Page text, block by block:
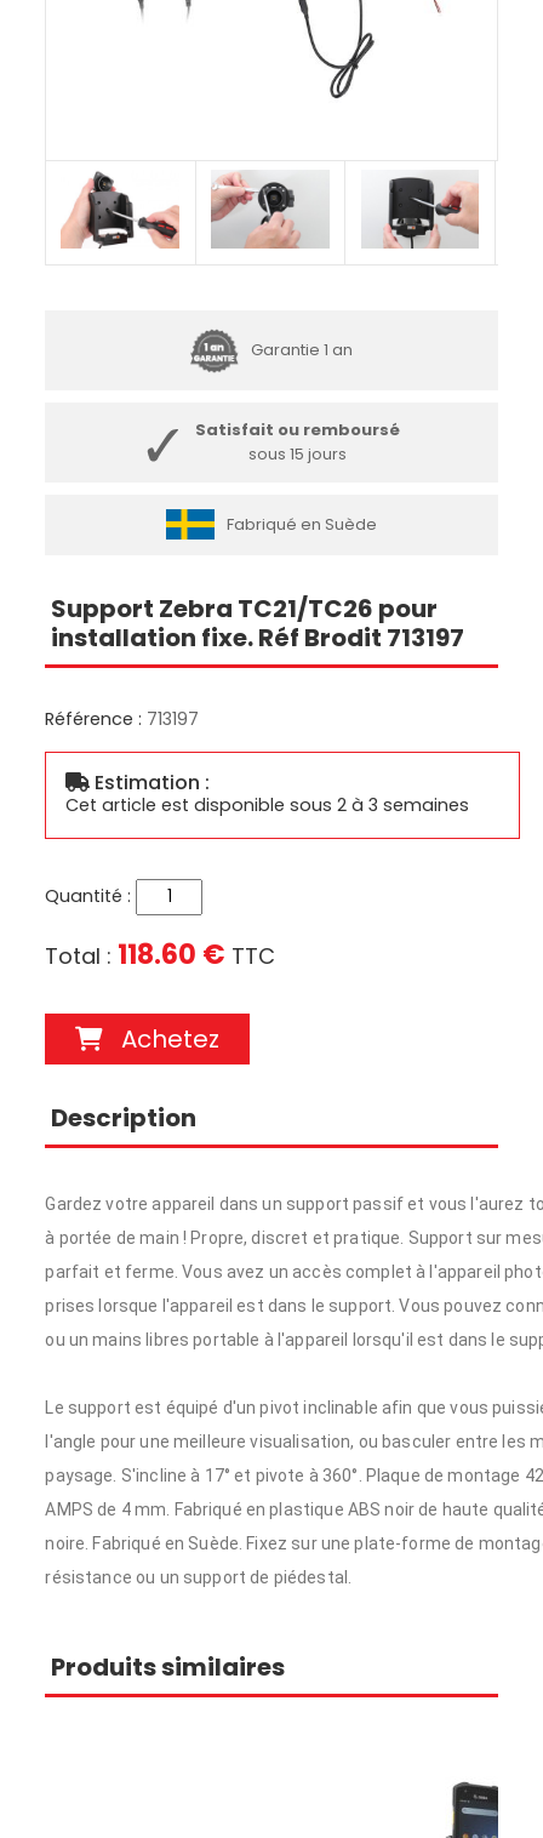
Garantie 1 an
Satisfait ou remboursé
sous 15 jours
Fabriqué en Suède
Support Zebra TC21/TC26 pour
installation fixe. Réf Brodit 713197
Référence : 713197
Estimation :
Cet article est disponible sous 2 à 3 semaines
Quantité :
Total : 118.60 € TTC
Achetez
Description
Gardez votre appareil dans un support passif et vous l'aurez
à portée de main ! Propre, discret et pratique. Support sur
parfait et ferme. Vous avez un accès complet à l'appareil
prises lorsque l'appareil est dans le support. Vous pouvez
ou un mains libres portable à l'appareil lorsqu'il est dans le
Le support est équipé d'un pivot inclinable afin que vous
l'angle pour une meilleure visualisation, ou basculer entre les
paysage. S'incline à 17° et pivote à 360°.
Plaque de montage
AMPS de 4 mm.
Fabriqué en plastique ABS noir de haute
noire. Fabriqué en Suède. Fixez sur une plate-forme de
résistance ou un support de piédestal.
Produits similaires